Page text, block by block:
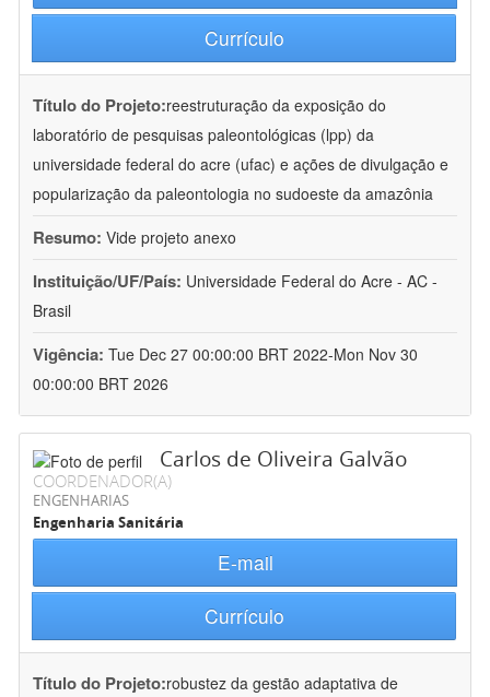
Currículo
Título do Projeto:reestruturação da exposição do
laboratório de pesquisas paleontológicas (lpp) da
universidade federal do acre (ufac) e ações de divulgação e
popularização da paleontologia no sudoeste da amazônia
Resumo: Vide projeto anexo
Instituição/UF/País: Universidade Federal do Acre - AC -
Brasil
Vigência: Tue Dec 27 00:00:00 BRT 2022-Mon Nov 30
00:00:00 BRT 2026
Carlos de Oliveira Galvão
COORDENADOR(A)
ENGENHARIAS
Engenharia Sanitária
E-mail
Currículo
Título do Projeto:robustez da gestão adaptativa de